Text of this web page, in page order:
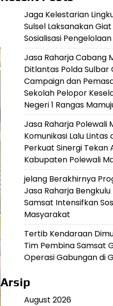
Jaga Kelestarian
Sulsel Laksanakan Giat
Sosialisasi
Jasa Raharja Cabang
Ditlantas Polda Sulbar
Campaign dan
Sekolah Pelopor
Negeri 1 Rangas
Jasa Raharja Polewali
Komunikasi Lalu
Perkuat Sinergi Tekan
Kabupaten Polewali
jelang Berakhirnya
Jasa Raharja
Samsat Intensifkan
Masyarakat
Tertib Kendaraan
Tim Pembina Samsat
Operasi Gabungan di
Arsip
August 2026